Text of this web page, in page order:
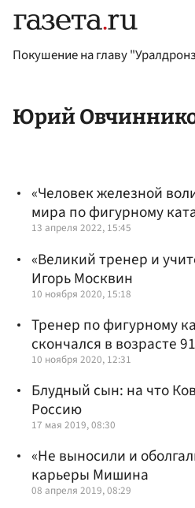
Покушение на главу
Юрий
«Человек железной
мира по фигурному
13 апреля 2022, 15:45
«Великий тренер и
Игорь Москвин
10 ноября 2020, 15:18
Тренер по фигурному
скончался в возрасте
10 ноября 2020, 12:31
Блудный сын: на что
Россию
17 мая 2019, 08:30
«Не выносили и
карьеры Мишина
08 апреля 2019, 08:29